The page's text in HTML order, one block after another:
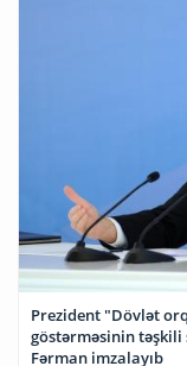
Prezident "Dövlət
göstərməsinin təşkili
Fərman imzalayıb